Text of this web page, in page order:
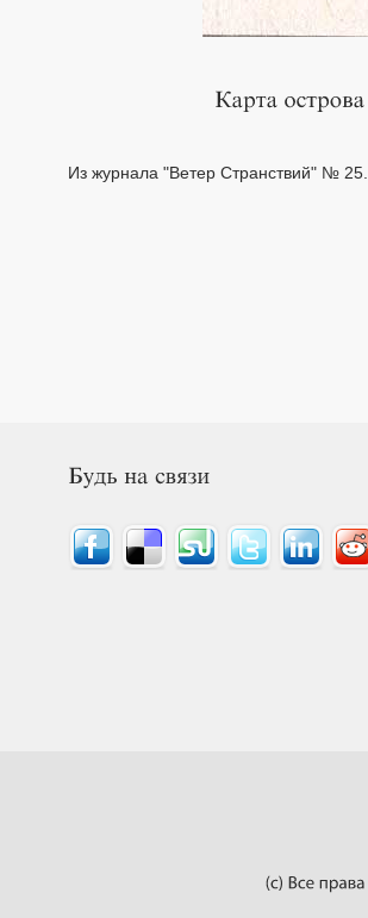
Из журнала "Ветер Странствий" № 25.